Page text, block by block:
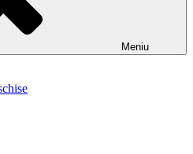
Meniu